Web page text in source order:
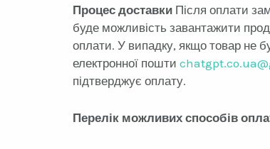
Процес доставки Після оплати
буде можливість завантажити
оплати. У випадку, якщо товар не
електронної пошти
підтверджує оплату.
Перелік можливих способів